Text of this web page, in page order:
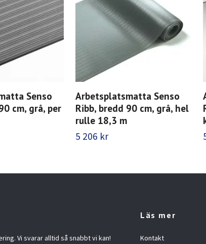
Senso
cm, grå, per
Arbetsplatsmatta Senso
Ribb, bredd 90 cm, grå, hel
rulle 18,3 m
5 206 kr
Vi svarar alltid så snabbt vi kan!
Läs mer
Kontakt